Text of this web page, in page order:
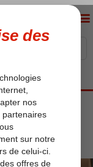
& Spa